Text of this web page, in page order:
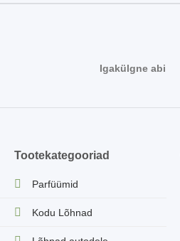
Igakülgne abi
Tootekategooriad
Parfüümid
Kodu Lõhnad